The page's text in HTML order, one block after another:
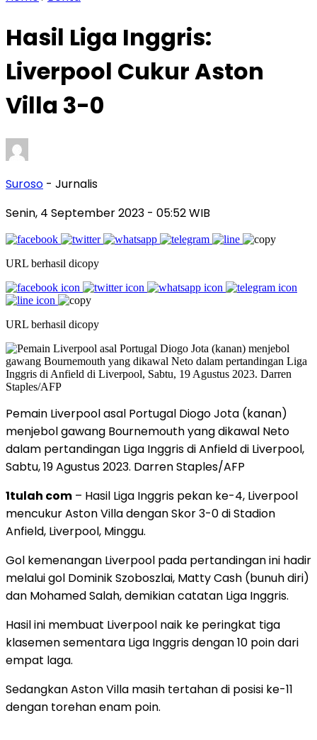
Hasil Liga Inggris:
Liverpool Cukur Aston
Villa 3-0
Suroso - Jurnalis
Senin, 4 September 2023 - 05:52 WIB
URL berhasil dicopy
URL berhasil dicopy
Pemain Liverpool asal Portugal Diogo Jota (kanan)
menjebol gawang Bournemouth yang dikawal Neto
dalam pertandingan Liga Inggris di Anfield di Liverpool,
Sabtu, 19 Agustus 2023. Darren Staples/AFP
1tulah com – Hasil Liga Inggris pekan ke-4, Liverpool
mencukur Aston Villa dengan Skor 3-0 di Stadion
Anfield, Liverpool, Minggu.
Gol kemenangan Liverpool pada pertandingan ini hadir
melalui gol Dominik Szoboszlai, Matty Cash (bunuh diri)
dan Mohamed Salah, demikian catatan Liga Inggris.
Hasil ini membuat Liverpool naik ke peringkat tiga
klasemen sementara Liga Inggris dengan 10 poin dari
empat laga.
Sedangkan Aston Villa masih tertahan di posisi ke-11
dengan torehan enam poin.